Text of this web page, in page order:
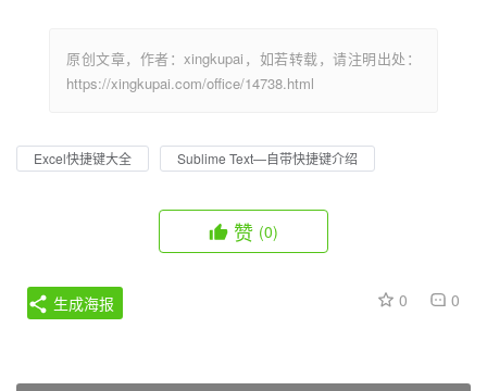
原创文章，作者：xingkupai，如若转载，请注明出处：
https://xingkupai.com/office/14738.html
Excel快捷键大全 Sublime Text—自带快捷键介绍
赞 (0)
0 0
生成海报